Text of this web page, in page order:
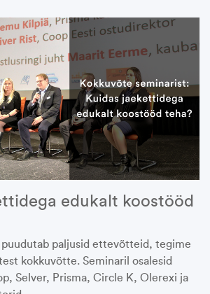
edukalt koostööd
puudutab paljusid ettevõtteid, tegime
kokkuvõtte. Seminaril osalesid
Selver, Prisma, Circle K, Olerexi ja